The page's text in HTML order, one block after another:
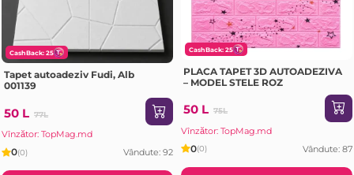
CashBack: 25
Tapet autoadeziv Fudi, Alb
001139
50 L 77L
Vînzător: TopMag.md
0(0) Vândute: 92
CashBack: 25
PLACA TAPET 3D AUTOADEZIVA
– MODEL STELE ROZ
50 L 75L
Vînzător: TopMag.md
0(0) Vândute: 87